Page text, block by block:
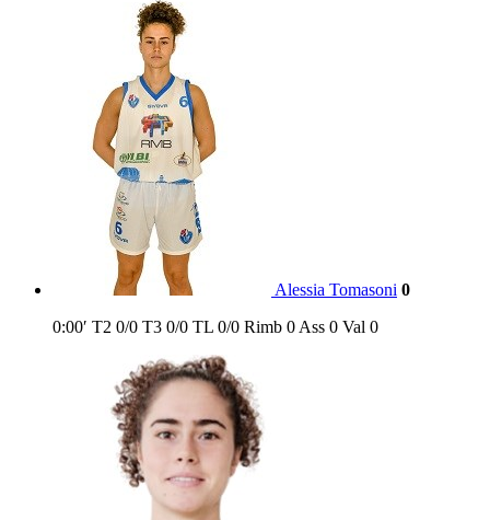
Alessia Tomasoni 0
0:00′ T2 0/0 T3 0/0 TL 0/0 Rimb 0 Ass 0 Val 0